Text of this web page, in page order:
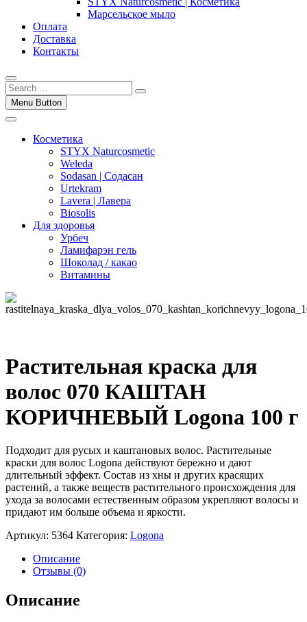
Марсельское мыло
Оплата
Доставка
Контакты
Menu Button
Косметика
STYX Naturcosmetic
Weleda
Sodasan | Содасан
Urtekram
Lavera | Лавера
Biosolis
Для здоровья
Урбеч
Ламифарэн гель
Шоколад / какао
Витамины
Растительная краска для
волос 070 КАШТАН
КОРИЧНЕВЫЙ Logona 100 г
Подходит для русых и каштановых волос. Растительные
краски для волос Logona действуют бережно и дают
длительный эффект. Состав из хны и других красящих
растений, а также веществ растительного происхождения для
ухода за волосами естественным образом укрепляют волосы и
придают им больше объема и яркости.
Артикул: 5364 Категория: Logona
Описание
Отзывы (0)
Описание